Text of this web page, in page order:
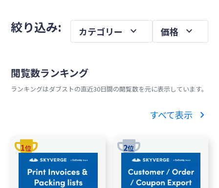
器
を
メ
サ
イ
ド
絞り込み: 価格 expand_more
カテゴリー expand_more
閲覧数ランキング
ランキングはダブストの直近30日間の閲覧数を元に表示しています。
すべて表示 chevron_right
trophy
1位 trophy
2位